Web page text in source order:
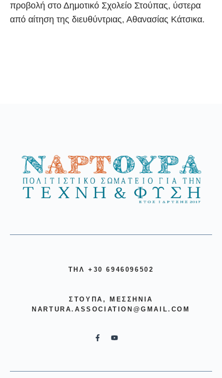
προβολή στο Δημοτικό Σχολείο Στούπας, ύστερα
από αίτηση της διευθύντριας, Αθανασίας Κάτσικα.
ΤΗΛ +30 6946096502
ΣΤΟΎΠΑ, ΜΕΣΣΗΝΊΑ
NARTURA.ASSOCIATION@GMAIL.COM